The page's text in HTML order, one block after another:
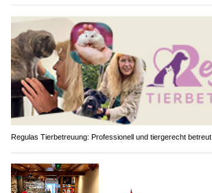
Regulas Tierbetreuung: Professionell und tiergerecht betreut